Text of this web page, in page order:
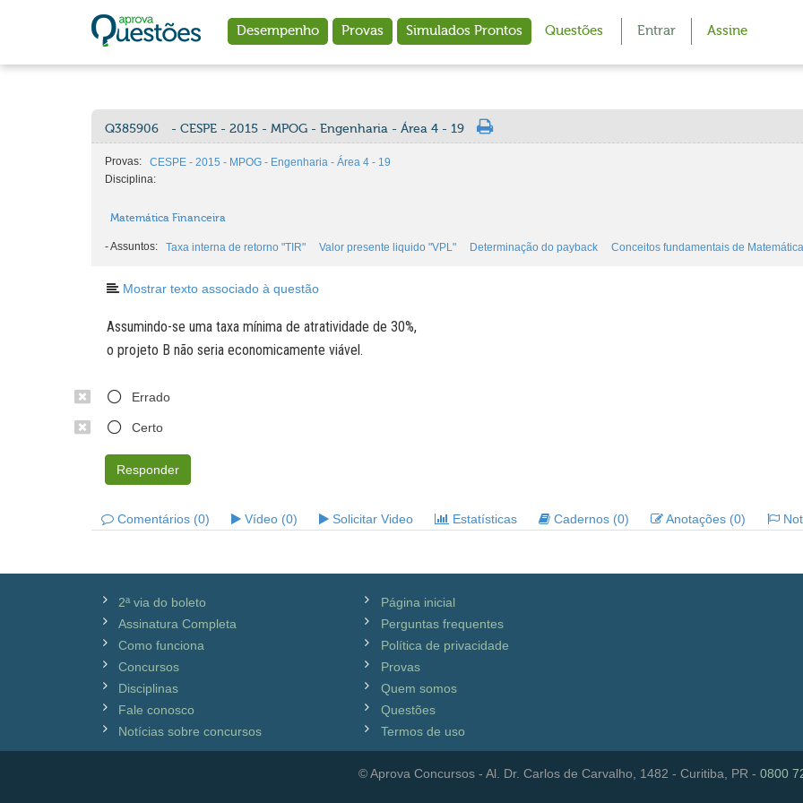
Desempenho Provas Simulados Prontos Questões Entrar Assine
Q385906 - CESPE - 2015 - MPOG - Engenharia - Área 4 - 19
Provas:
CESPE - 2015 - MPOG - Engenharia - Área 4 - 19
Disciplina:
Matemática Financeira
-Assuntos: Taxa interna de retorno "TIR" Valor presente liquido "VPL" Determinação do payback Conceitos fundamentais de
Mostrar texto associado à questão
Assumindo-se uma taxa mínima de atratividade de 30%,
o projeto B não seria economicamente viável.
Errado
Certo
Responder
Comentários (0) Vídeo (0) Solicitar Video Estatísticas Cadernos (0) Anotações (0)
2ª via do boleto
Assinatura Completa
Como funciona
Concursos
Disciplinas
Fale conosco
Notícias sobre concursos
Página inicial
Perguntas frequentes
Política de privacidade
Provas
Quem somos
Questões
Termos de uso
© Aprova Concursos - Al. Dr. Carlos de Carvalho, 1482 - Curitiba, PR - 0800